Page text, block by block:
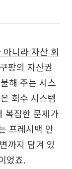
니라 자산 회
쿠팡의 자산권
해 주는 시스
회수 시스템
복잡한 문제가
프레시백 안
까지 담겨 있
었죠.